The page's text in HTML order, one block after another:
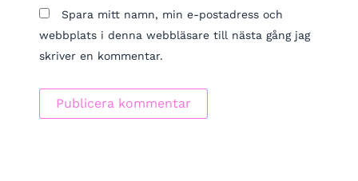
Spara mitt namn, min e-postadress och
webbplats i denna webbläsare till nästa gång jag
skriver en kommentar.